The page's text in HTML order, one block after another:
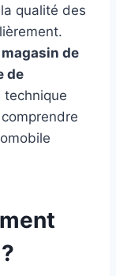
qualité des
magasin de
de
technique